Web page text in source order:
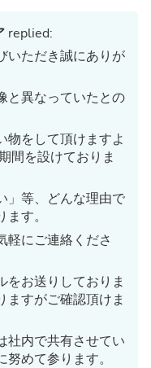
replied:
いただき誠にありが
と異なっていたとの
物をして頂けますよ
間を設けておりま
」等、どんな理由で
す。
軽にご連絡くださ
をお送りしておりま
ますがご確認頂けま
社内で共有させてい
めて参ります。